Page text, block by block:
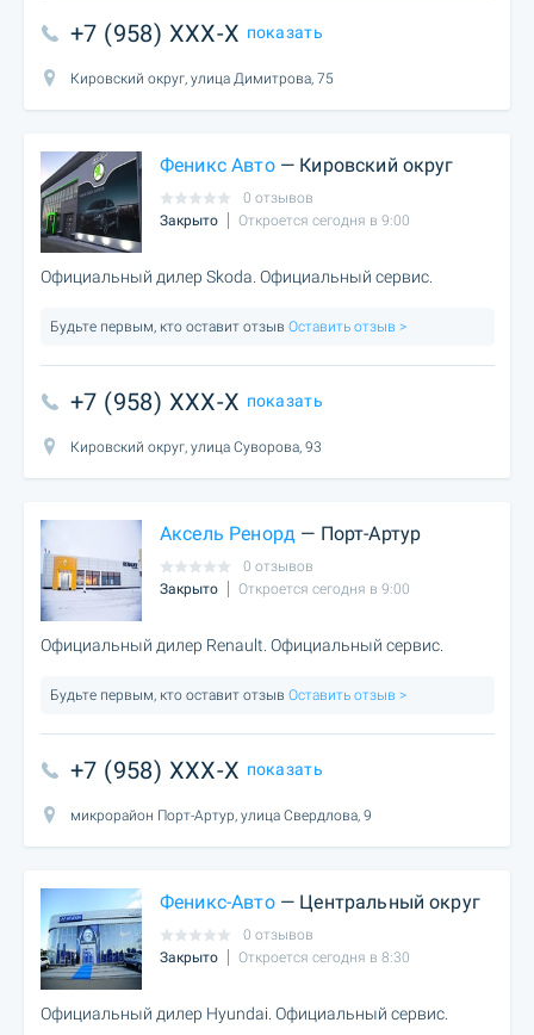
+7 (958) XXX-X показать
Кировский округ, улица Димитрова, 75
Феникс Авто— Кировский округ
0 отзывов
Закрыто
Откроется сегодня в 9:00
Официальный дилер Skoda. Официальный сервис.
Будьте первым, кто оставит отзыв Оставить отзыв >
+7 (958) XXX-X показать
Кировский округ, улица Суворова, 93
Аксель Ренорд — Порт-Артур
0 отзывов
Закрыто
Откроется сегодня в 9:00
Официальный дилер Renault. Официальный сервис.
Будьте первым, кто оставит отзыв Оставить отзыв >
+7 (958) XXX-X показать
микрорайон Порт-Артур, улица Свердлова, 9
Феникс-Авто— Центральный округ
0 отзывов
Закрыто
Откроется сегодня в 8:30
Официальный дилер Hyundai. Официальный сервис.